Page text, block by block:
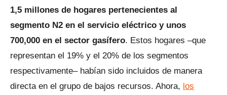
1,5 millones de hogares pertenecientes al
segmento N2 en el servicio eléctrico y unos
700,000 en el sector gasífero. Estos hogares –que
representan el 19% y el 20% de los segmentos
respectivamente– habían sido incluidos de manera
directa en el grupo de bajos recursos. Ahora, los